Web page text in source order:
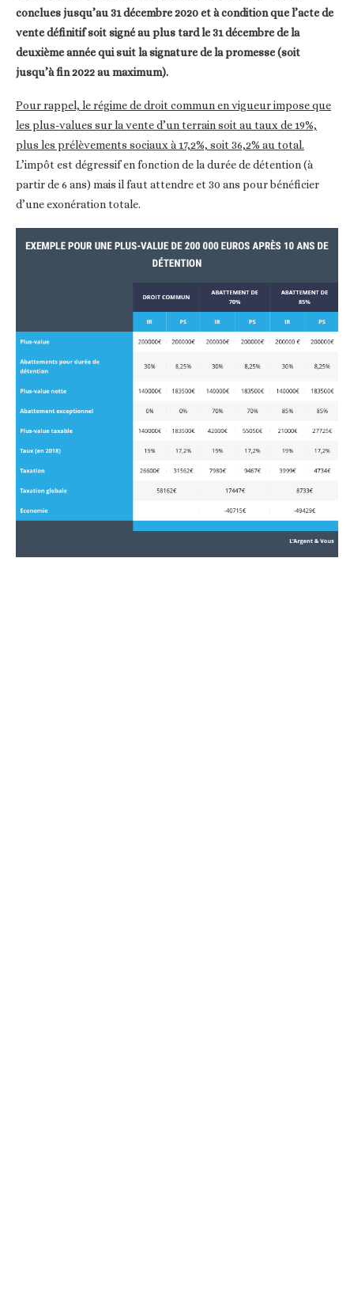
conclues jusqu’au 31 décembre 2020 et à condition que l’acte de
vente définitif soit signé au plus tard le 31 décembre de la
deuxième année qui suit la signature de la promesse (soit
jusqu’à fin 2022 au maximum).
Pour rappel, le régime de droit commun en vigueur impose que
les plus-values sur la vente d’un terrain soit au taux de 19%,
plus les prélèvements sociaux à 17,2%, soit 36,2% au total.
L’impôt est dégressif en fonction de la durée de détention (à
partir de 6 ans) mais il faut attendre et 30 ans pour bénéficier
d’une exonération totale.